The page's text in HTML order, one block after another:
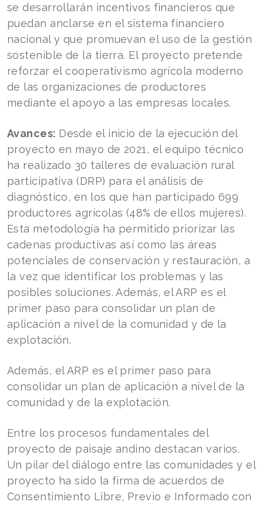
se desarrollarán incentivos financieros que
puedan anclarse en el sistema financiero
nacional y que promuevan el uso de la gestión
sostenible de la tierra. El proyecto pretende
reforzar el cooperativismo agrícola moderno
de las organizaciones de productores
mediante el apoyo a las empresas locales.
Avances: Desde el inicio de la ejecución del
proyecto en mayo de 2021, el equipo técnico
ha realizado 30 talleres de evaluación rural
participativa (DRP) para el análisis de
diagnóstico, en los que han participado 699
productores agrícolas (48% de ellos mujeres).
Esta metodología ha permitido priorizar las
cadenas productivas así como las áreas
potenciales de conservación y restauración, a
la vez que identificar los problemas y las
posibles soluciones. Además, el ARP es el
primer paso para consolidar un plan de
aplicación a nivel de la comunidad y de la
explotación.
Además, el ARP es el primer paso para
consolidar un plan de aplicación a nivel de la
comunidad y de la explotación.
Entre los procesos fundamentales del
proyecto de paisaje andino destacan varios.
Un pilar del diálogo entre las comunidades y el
proyecto ha sido la firma de acuerdos de
Consentimiento Libre, Previo e Informado con